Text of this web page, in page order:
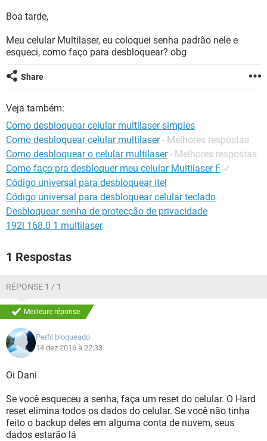
GUIA DE COMPRAS
GUIA DE COMPRAS
CELULAR
OUTLOOK EXCEL
INSTAGRAM GMAIL
GUIA DE COMPRAS
Boa tarde,
Meu celular Multilaser, eu coloquei senha padrão nele e
esqueci, como faço para desbloquear? obg
Share
Veja também:
Como desbloquear celular multilaser simples
Como desbloquear celular multilaser - Melhores respostas
Como desbloquear o celular multilaser - Melhores respostas
Como faço pra desbloquer meu celular Multilaser F ✓
Código universal para desbloquear itel
Código universal para desbloquear celular teclado
Desbloquear senha de protecção de privacidade
192l 168.0 1 multilaser
1 Respostas
RÉPONSE 1 / 1
Meilleure réponse
Perfil bloqueado
14 dez 2016 à 22:33
Oi Dani
Se você esqueceu a senha, faça um reset do celular. O Hard
reset elimina todos os dados do celular. Se você não tinha
feito o backup deles em alguma conta de nuvem, seus
dados estarão lá